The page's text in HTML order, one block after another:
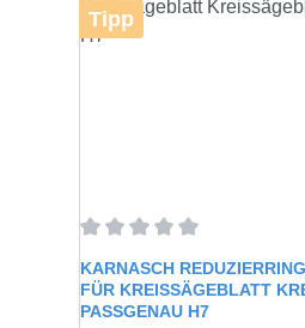
Tipp
KARNASCH
FÜR KREISSÄGEBLATT
PASSGENAU H7